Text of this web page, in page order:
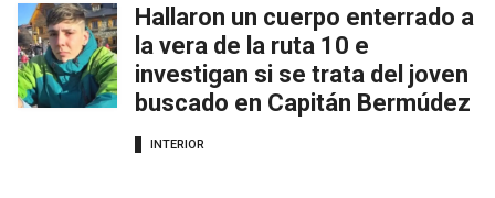
Hallaron un cuerpo enterrado a
la vera de la ruta 10 e
investigan si se trata del joven
buscado en Capitán Bermúdez
INTERIOR